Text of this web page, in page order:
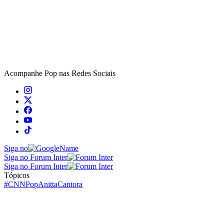
Acompanhe Pop nas Redes Sociais
Siga no
Siga no Forum Inter
Siga no Forum Inter
Tópicos
#CNNPopAnittaCantora